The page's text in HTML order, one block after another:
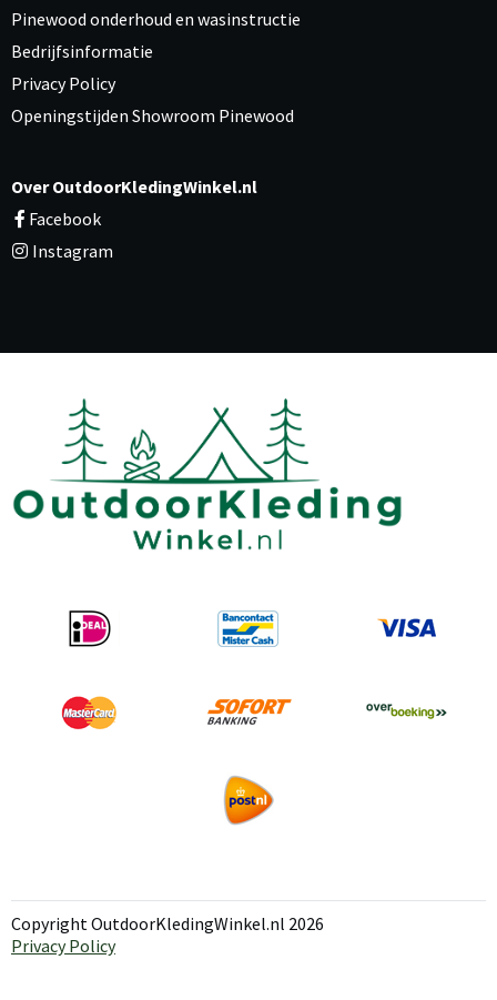
Pinewood onderhoud en wasinstructie
Bedrijfsinformatie
Privacy Policy
Openingstijden Showroom Pinewood
Over OutdoorKledingWinkel.nl
Facebook
Instagram
Copyright OutdoorKledingWinkel.nl 2026
Privacy Policy